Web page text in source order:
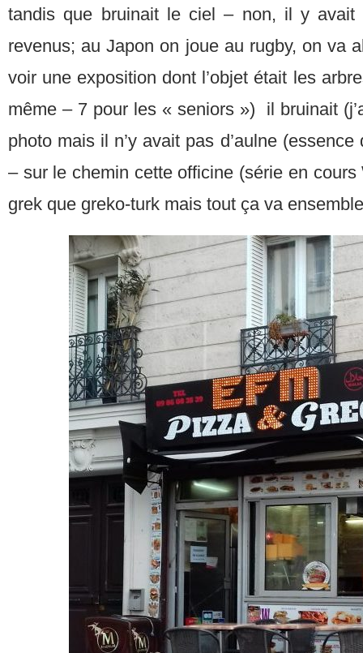
tandis que bruinait le ciel – non, il y
revenus; au Japon on joue au rugby, on va
voir une exposition dont l’objet était les
même – 7 pour les « seniors ») il bruinait
photo mais il n’y avait pas d’aulne
– sur le chemin cette officine (série en
grek que greko-turk mais tout ça va